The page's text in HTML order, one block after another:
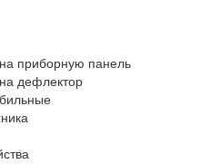
приборную панель
дефлектор